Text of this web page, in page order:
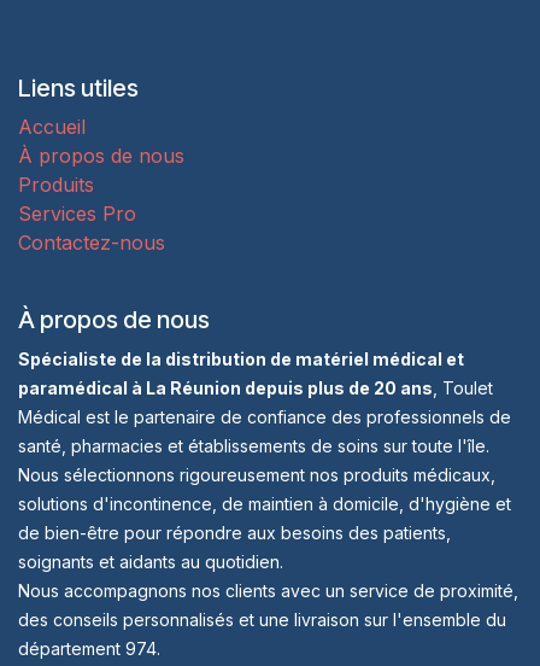
Liens utiles
Accueil
À propos de nous
Produits
Services Pro
Contactez-nous
À propos de nous
Spécialiste de la distribution de matériel médical et
paramédical à La Réunion depuis plus de 20 ans , Toulet
Médical est le partenaire de confiance des professionnels de
santé, pharmacies et établissements de soins sur toute l'île.
Nous sélectionnons rigoureusement nos produits médicaux,
solutions d'incontinence, de maintien à domicile, d'hygiène et
de bien-être pour répondre aux besoins des patients,
soignants et aidants au quotidien.
Nous accompagnons nos clients avec un service de proximité,
des conseils personnalisés et une livraison sur l'ensemble du
département 974.